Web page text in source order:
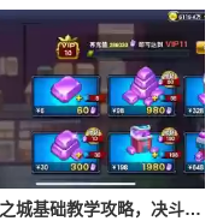
决斗之城基础教学攻略，决斗之城教学攻略2111